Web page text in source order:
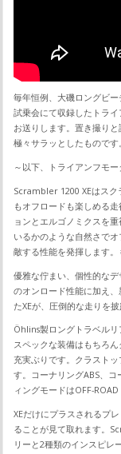
毎年恒例、大磯ロングビ
試乗会にて収録したトラ
お送りします。置き撮り
極々サラッとしたものです。
～以下、トライアンフモ
Scrambler 1200 XEはスク
もオフロードも楽しめる
ョンとエルゴノミクスを
いるかのような自然さで
敵する性能を発揮します。
優雅な佇まい、個性的な
のオンロード性能に加え
たXEが、圧倒的な走りを披
Öhlins製ロングトラベル
スペックな装備はもちろ
充実ぶりです。クラスト
す。コーナリングABS、
ィングモードはOFF-
XEだけにプラスされるプ
ることが見て取れます。
リーと2種類のインスピ